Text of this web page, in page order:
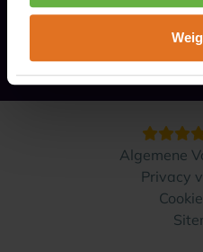
Hoe werkt het?
Algemene
Privacy